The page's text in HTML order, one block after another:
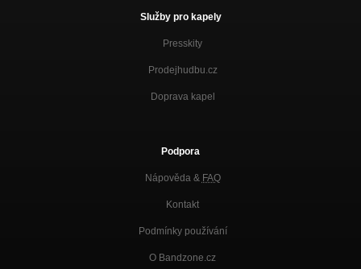
Služby pro kapely
Presskity
Prodejhudbu.cz
Doprava kapel
Podpora
Nápověda & FAQ
Kontakt
Podmínky používání
O Bandzone.cz